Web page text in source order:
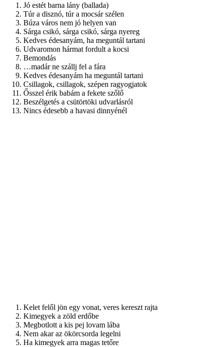
Jó estét barna lány (ballada)
Túr a disznó, túr a mocsár szélen
Búza város nem jó helyen van
Sárga csikó, sárga csikó, sárga nyereg
Kedves édesanyám, ha meguntál tartani
Udvaromon hármat fordult a kocsi
Bemondás
…madár ne szállj fel a fára
Kedves édesanyám ha meguntál tartani
Csillagok, csillagok, szépen ragyogjatok
Ősszel érik babám a fekete szőlő
Beszélgetés a csütörtöki udvarlásról
Nincs édesebb a havasi dinnyénél
Kelet felől jön egy vonat, veres kereszt rajta
Kimegyek a zöld erdőbe
Megbotlott a kis pej lovam lába
Nem akar az ökörcsorda legelni
Ha kimegyek arra magas tetőre